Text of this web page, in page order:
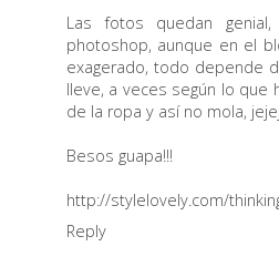
Las fotos quedan
photoshop, aunque en el
exagerado, todo depende
lleve, a veces según lo que
de la ropa y así no mola,
Besos guapa!!!
http://stylelovely.com/
Reply